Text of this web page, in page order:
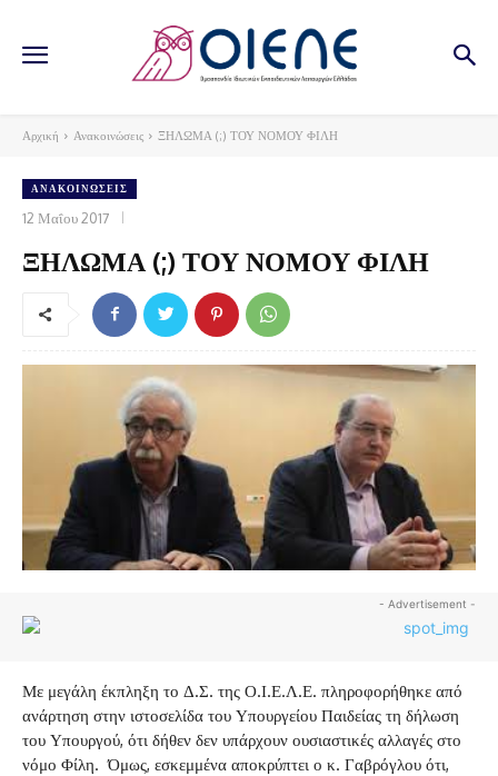
Αρχική Ανακοινώσεις ΞΗΛΩΜΑ (;) ΤΟΥ ΝΟΜΟΥ ΦΙΛΗ
ΑΝΑΚΟΙΝΏΣΕΙΣ
12 Μαΐου 2017
ΞΗΛΩΜΑ (;) ΤΟΥ ΝΟΜΟΥ ΦΙΛΗ
- Advertisement -
Με μεγάλη έκπληξη το Δ.Σ. της Ο.Ι.Ε.Λ.Ε. πληροφορήθηκε από
ανάρτηση στην ιστοσελίδα του Υπουργείου Παιδείας τη δήλωση
του Υπουργού, ότι δήθεν δεν υπάρχουν ουσιαστικές αλλαγές στο
νόμο Φίλη. Όμως, εσκεμμένα αποκρύπτει ο κ. Γαβρόγλου ότι,